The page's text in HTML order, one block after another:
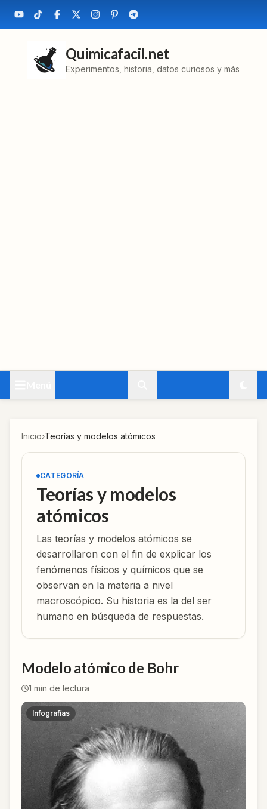
Quimicafacil.net
Experimentos, historia, datos curiosos y más
Inicio›Teorías y modelos atómicos
CATEGORÍA
Teorías y modelos
atómicos
Las teorías y modelos atómicos se
desarrollaron con el fin de explicar los
fenómenos físicos y químicos que se
observan en la materia a nivel
macroscópico. Su historia es la del ser
humano en búsqueda de respuestas.
Modelo atómico de Bohr
1 min de lectura
Infografías